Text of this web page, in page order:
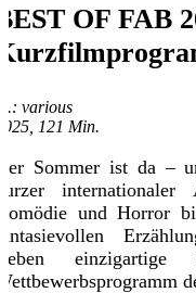
OF FAB
various
121 Min.
Sommer ist da –
internationaler
und Horror